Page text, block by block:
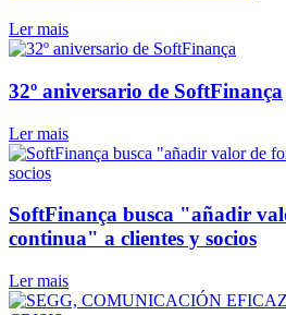
Ler mais
32º aniversario de SoftFinança
Ler mais
SoftFinança busca "añadir
continua" a clientes y socios
Ler mais